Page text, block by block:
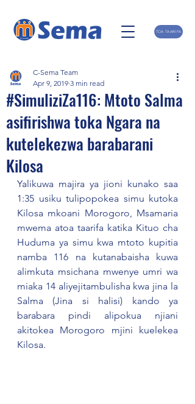
TOA TAARIFA
#SimuliziZa116: Mtoto Salma
asifirishwa toka Ngara na
kutelekezwa barabarani
Kilosa
C-Sema Team
Apr 9, 2019 3 min read
Yalikuwa majira ya jioni kunako saa
1:35 usiku tulipopokea simu kutoka
Kilosa mkoani Morogoro, Msamaria
mwema atoa taarifa katika Kituo cha
Huduma ya simu kwa mtoto kupitia
namba 116 na kutanabaisha kuwa
alimkuta msichana mwenye umri wa
miaka 14 aliyejitambulisha kwa jina la
Salma (Jina si halisi) kando ya
barabara pindi alipokua njiani
akitokea Morogoro mjini kuelekea
Kilosa.